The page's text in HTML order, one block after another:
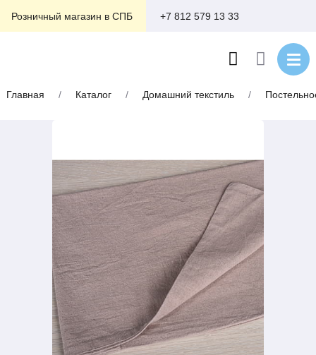
Розничный магазин в СПБ +7 812 579 13 33
Главная / Каталог / Домашний текстиль /